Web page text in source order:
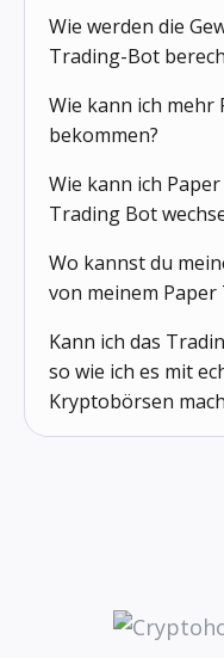
Wie werden die
Trading-Bot
Wie kann ich
bekommen?
Wie kann ich
Trading Bot
Wo kannst du
von meinem
Kann ich das
so wie ich es mit
Kryptobörsen